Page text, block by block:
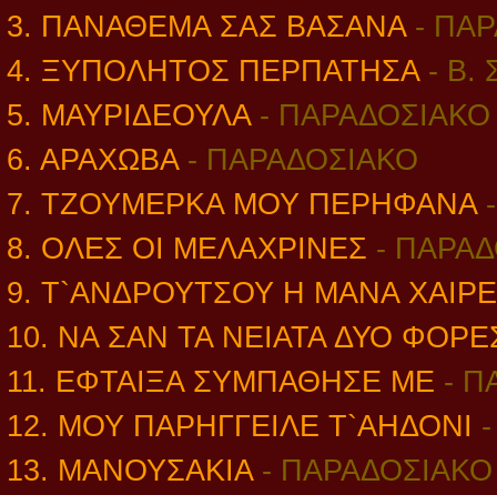
3. ΠΑΝΑΘΕΜΑ ΣΑΣ ΒΑΣΑΝΑ -
4. ΞΥΠΟΛΗΤΟΣ ΠΕΡΠΑΤΗΣΑ - Β.
5. ΜΑΥΡΙΔΕΟΥΛΑ - ΠΑΡΑΔΟΣΙΑΚΟ
6. ΑΡΑΧΩΒΑ - ΠΑΡΑΔΟΣΙΑΚΟ
7. ΤΖΟΥΜΕΡΚΑ ΜΟΥ ΠΕΡΗΦΑΝΑ
8. ΟΛΕΣ ΟΙ ΜΕΛΑΧΡΙΝΕΣ -
9. Τ`ΑΝΔΡΟΥΤΣΟΥ Η ΜΑΝΑ
10. ΝΑ ΣΑΝ ΤΑ ΝΕΙΑΤΑ ΔΥΟ
11. ΕΦΤΑΙΞΑ ΣΥΜΠΑΘΗΣΕ ΜΕ -
12. ΜΟΥ ΠΑΡΗΓΓΕΙΛΕ Τ`ΑΗΔΟΝΙ
13. ΜΑΝΟΥΣΑΚΙΑ - ΠΑΡΑΔΟΣΙΑΚΟ